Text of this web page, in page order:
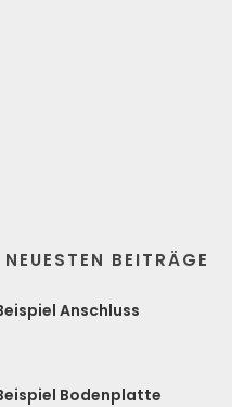
BEITRÄGE
Anschluss
Bodenplatte